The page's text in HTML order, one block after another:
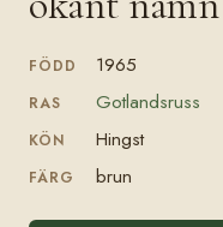
FÖDD 1965
RAS Gotlandsruss
KÖN Hingst
FÄRG brun